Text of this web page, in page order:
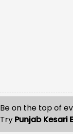
Be on the top of
Try Punjab Kesari